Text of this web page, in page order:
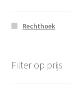
Rechthoek
Filter op prijs